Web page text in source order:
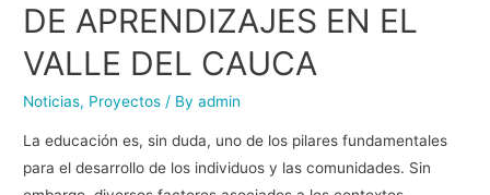
DE APRENDIZAJES EN EL
VALLE DEL CAUCA
Noticias, Proyectos / Byadmin
La educación es, sin duda, uno de los pilares fundamentales
para el desarrollo de los individuos y las comunidades. Sin